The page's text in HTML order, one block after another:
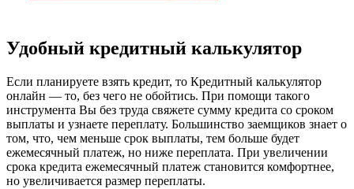
Удобный кредитный калькулятор
Если планируете взять кредит, то Кредитный калькулятор
онлайн — то, без чего не обойтись. При помощи такого
инструмента Вы без труда свяжете сумму кредита со сроком
выплаты и узнаете переплату. Большинство заемщиков знает о
том, что, чем меньше срок выплаты, тем больше будет
ежемесячный платеж, но ниже переплата. При увеличении
срока кредита ежемесячный платеж становится комфортнее,
но увеличивается размер переплаты.